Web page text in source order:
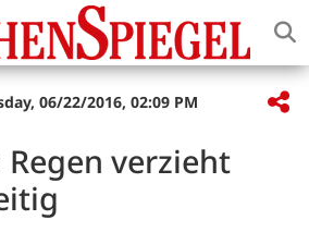
06/22/2016, 02:09 PM
Regen verzieht